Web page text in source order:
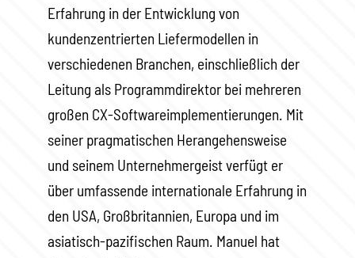
Erfahrung in der Entwicklung von
kundenzentrierten Liefermodellen in
verschiedenen Branchen, einschließlich der
Leitung als Programmdirektor bei mehreren
großen CX-Softwareimplementierungen. Mit
seiner pragmatischen Herangehensweise
und seinem Unternehmergeist verfügt er
über umfassende internationale Erfahrung in
den USA, Großbritannien, Europa und im
asiatisch-pazifischen Raum. Manuel hat